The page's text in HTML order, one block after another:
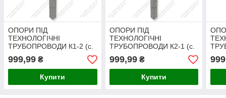
ОПОРИ ПІД
ТЕХНОЛОГІЧНІ
ТРУБОПРОВОДИ К1-2 (с.
3.015-1/92 ст. II-1).
Доставка в будь-яку точку
України.
999,99 ₴
Купити
ОПОРИ ПІД
ТЕХНОЛОГІЧНІ
ТРУБОПРОВОДИ К2-1 (с.
3.015-1/92 ст. II-1).
Доставка в будь-яку точку
України.
999,99₴
Купити